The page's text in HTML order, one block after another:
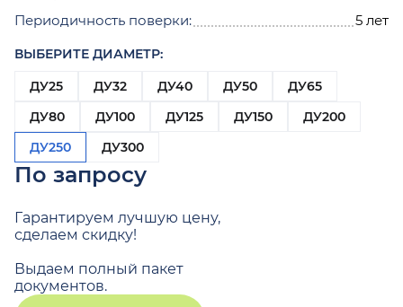
Периодичность поверки:
5 лет
ВЫБЕРИТЕ ДИАМЕТР:
ДУ25
ДУ32 ДУ40 ДУ50
ДУ65
ДУ80
ДУ100 ДУ125 ДУ150
ДУ200
ДУ250
ДУ300
По запросу
Гарантируем лучшую цену,
сделаем скидку!
Выдаем полный пакет
документов.